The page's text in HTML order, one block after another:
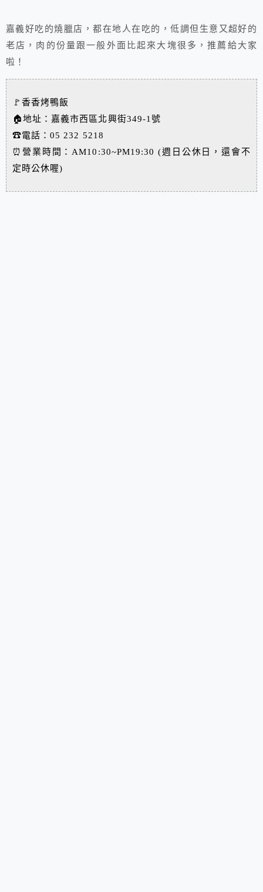
嘉義好吃的燒臘店，都在地人在吃的，低調但生意又超好的
老店，肉的份量跟一般外面比起來大塊很多，推薦給大家
啦！
🚩香香烤鴨飯
🏠地址：嘉義市西區北興街349-1號
☎電話：05 232 5218
⏰營業時間：AM10:30~PM19:30 (週日公休日，還會不
定時公休喔)